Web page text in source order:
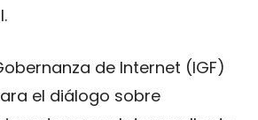
de Internet (IGF)
el diálogo sobre